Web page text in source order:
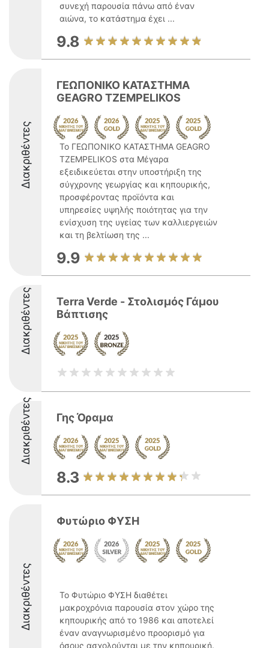
συνεχή παρουσία πάνω από έναν
αιώνα, το κατάστημα έχει ...
9.8
Διακριθέντες
ΓΕΩΠΟΝΙΚΟ ΚΑΤΑΣΤΗΜΑ
GEAGRO TZEMPELIKOS
Το ΓΕΩΠΟΝΙΚΟ ΚΑΤΑΣΤΗΜΑ GEAGRO
TZEMPELIKOS στα Μέγαρα
εξειδικεύεται στην υποστήριξη της
σύγχρονης γεωργίας και κηπουρικής,
προσφέροντας προϊόντα και
υπηρεσίες υψηλής ποιότητας για την
ενίσχυση της υγείας των καλλιεργειών
και τη βελτίωση της ...
9.9
Διακριθέντες
Terra Verde - Στολισμός Γάμου
Βάπτισης
Διακριθέντες Γης Όραμα
8.3
Διακριθέντες
Φυτώριο ΦΥΣΗ
Το Φυτώριο ΦΥΣΗ διαθέτει
μακροχρόνια παρουσία στον χώρο της
κηπουρικής από το 1986 και αποτελεί
έναν αναγνωρισμένο προορισμό για
όσους ασχολούνται με την κηπουρική.